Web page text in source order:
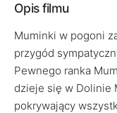
Opis filmu
Muminki w pogoni
przygód
Pewnego ranka
dzieje się w Dolinie
pokrywający